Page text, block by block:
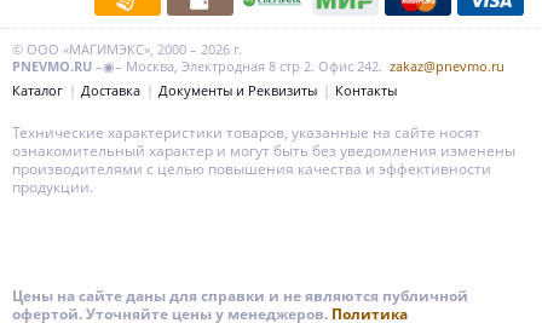
© ООО «МАГИМЭКС», 2000 – 2026 г.
PNEVMO.RU –◉– Москва, Электродная 8 стр 2. Офис 242. zakaz@pnevmo.ru
Каталог
Доставка Документы и Реквизиты Контакты
Технические характеристики товаров, указанные на сайте носят
ознакомительный характер и могут быть без уведомления изменены
производителями с целью повышения качества и эффективности
продукции.
Цены на сайте даны для справки и не являются публичной
офертой. Уточняйте цены у менеджеров. Политика